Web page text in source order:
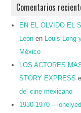
Comentarios
EN EL OLVIDO EL
León en
Louis
México
LOS ACTORES
STORY EXPRESS
del cine mexicano
1930-1970 –